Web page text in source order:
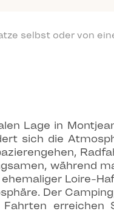
selbst oder von
Lage in
sich die
während
Loire-
Der
erreichen